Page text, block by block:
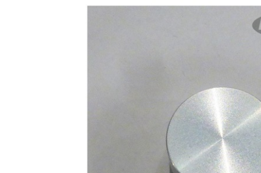
ヴィンテー